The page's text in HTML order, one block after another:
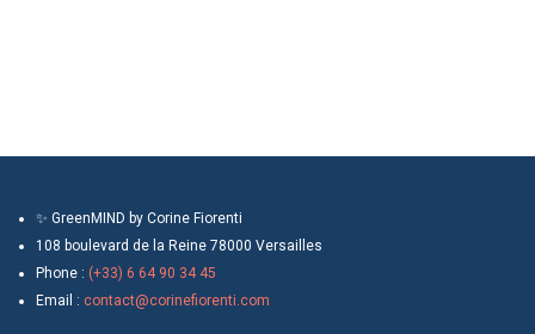
✨ GreenMIND by Corine Fiorenti
108 boulevard de la Reine 78000 Versailles
Phone : (+33) 6 64 90 34 45
Email : contact@corinefiorenti.com